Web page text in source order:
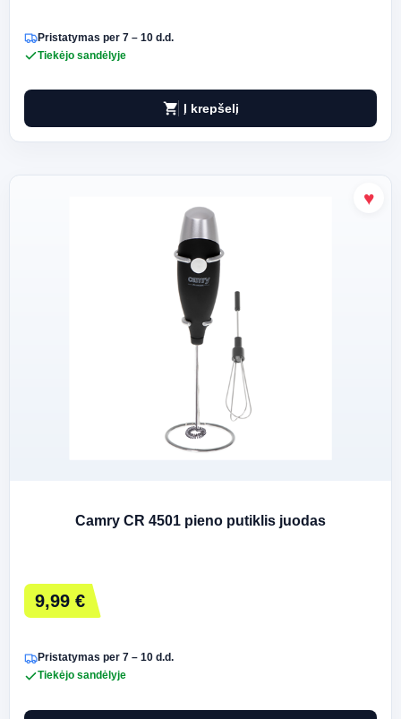
Pristatymas per 7 – 10 d.d.
Tiekėjo sandėlyje
shopping_cart Į krepšelį
Camry CR 4501 pieno putiklis juodas
9,99 €
Pristatymas per 7 – 10 d.d.
Tiekėjo sandėlyje